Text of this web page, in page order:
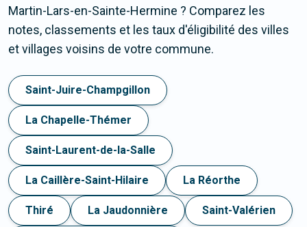
Martin-Lars-en-Sainte-Hermine ? Comparez les
notes, classements et les taux d'éligibilité des villes
et villages voisins de votre commune.
Saint-Juire-Champgillon
La Chapelle-Thémer
Saint-Laurent-de-la-Salle
La Caillère-Saint-Hilaire La Réorthe
Thiré La Jaudonnière Saint-Valérien